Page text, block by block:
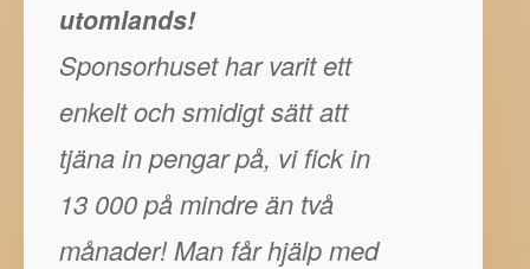
utomlands!
Sponsorhuset har varit ett
enkelt och smidigt sätt att
tjäna in pengar på, vi fick in
13 000 på mindre än två
månader! Man får hjälp med